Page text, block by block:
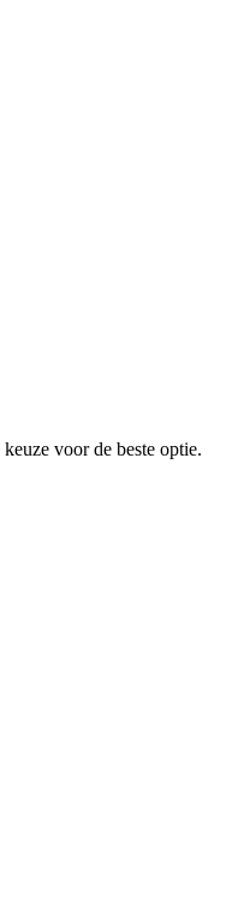
voor de beste optie.